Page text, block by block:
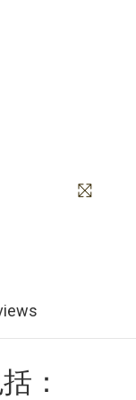
：